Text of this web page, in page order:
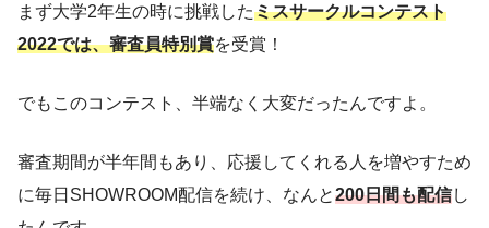
まず大学2年生の時に挑戦したミスサークルコンテスト
2022では、審査員特別賞を受賞！
でもこのコンテスト、半端なく大変だったんですよ。
審査期間が半年間もあり、応援してくれる人を増やすため
に毎日SHOWROOM配信を続け、なんと200日間も配信し